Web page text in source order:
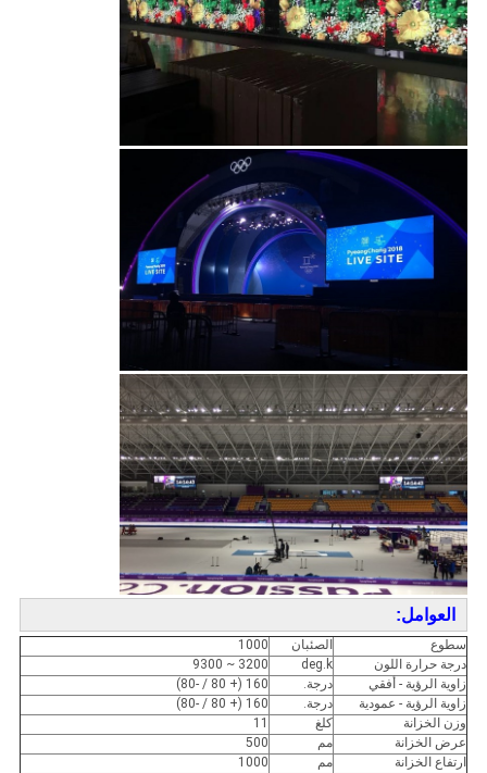
العوامل:
سطوع الصئبان
1000
درجة حرارة اللون
deg.k
3200 ~ 9300
زاوية الرؤية - أفقي
درجة.
160 (+ 80 / -80)
زاوية الرؤية - عمودية
درجة.
160 (+ 80 / -80)
وزن الخزانة
كلغ
11
عرض الخزانة
مم
500
ارتفاع الخزانة
مم
1000